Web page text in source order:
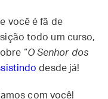
você é fã de
todo um curso,
“O Senhor dos
desde já!
com você!